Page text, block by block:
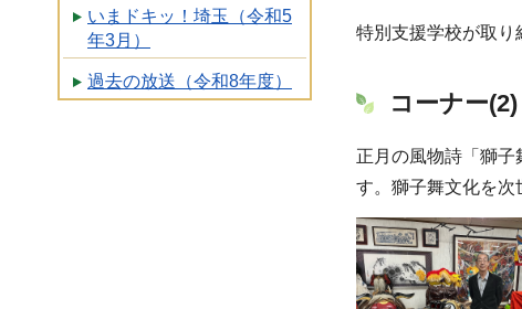
いまドキッ！埼玉（令和5
年3月）
過去の放送（令和8年度）
特別支援学校が取り
コーナー
正月の風物詩「獅
す。獅子舞文化を次